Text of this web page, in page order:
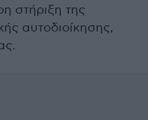
στήριξη της
αυτοδιοίκησης,